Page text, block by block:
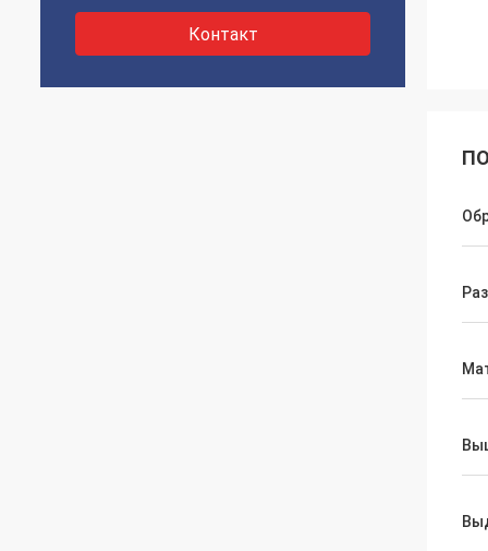
Контакт